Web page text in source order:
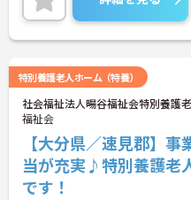
特別養護老人ホーム（特養）
社会福祉法人暘谷福祉会特別養護
福祉会
【大分県／速見郡】
当が充実♪特別養護老
です！